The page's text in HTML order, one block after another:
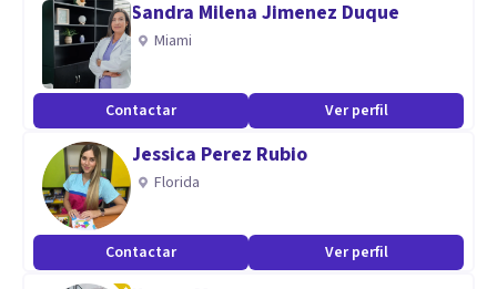
Sandra Milena Jimenez Duque
Miami
Contactar Ver perfil
Jessica Perez Rubio
Florida
Contactar Ver perfil